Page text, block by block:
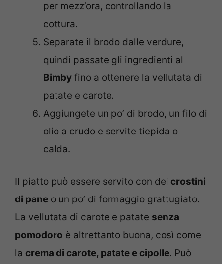
per mezz’ora, controllando la
cottura.
Separate il brodo dalle verdure,
quindi passate gli ingredienti al
Bimby fino a ottenere la vellutata di
patate e carote.
Aggiungete un po’ di brodo, un filo di
olio a crudo e servite tiepida o
calda.
Il piatto può essere servito con dei crostini
di pane o un po’ di formaggio grattugiato.
La vellutata di carote e patate senza
pomodoro è altrettanto buona, così come
la crema di carote, patate e cipolle. Può